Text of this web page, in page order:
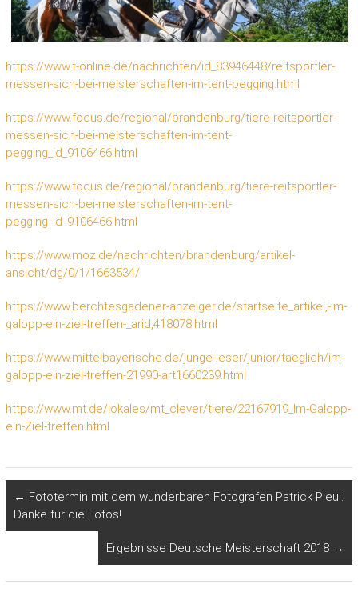
https://www.t-online.de/nachrichten/id_83946448/reitsportler-
messen-sich-bei-meisterschaften-im-tent-pegging.html
https://www.focus.de/regional/brandenburg/tiere-reitsportler-
messen-sich-bei-meisterschaften-im-tent-
pegging_id_9106466.html
https://www.focus.de/regional/brandenburg/tiere-reitsportler-
messen-sich-bei-meisterschaften-im-tent-
pegging_id_9106466.html
https://www.moz.de/nachrichten/brandenburg/artikel-
ansicht/dg/0/1/1663534/
https://www.berchtesgadener-anzeiger.de/startseite_artikel,-im-
galopp-ein-ziel-treffen-_arid,418078.html
https://www.mittelbayerische.de/junge-leser/junior/taeglich/im-
galopp-ein-ziel-treffen-21990-art1660239.html
https://www.mt.de/lokales/mt_clever/tiere/22167919_Im-Galopp-
ein-Ziel-treffen.html
← Fototermin mit dem wunderbaren Fotografen Patrick Pleul.
Danke für die Fotos!
Ergebnisse Deutsche Meisterschaft 2018 →